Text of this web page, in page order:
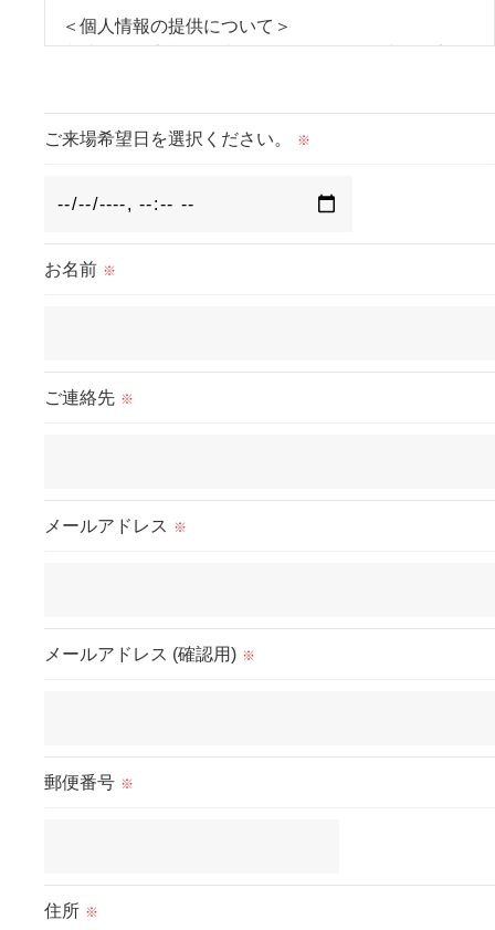
＜個人情報の提供について＞
取得した個人情報を第三者に提供することはいたし
ません。
当社では、利用目的の達成に必要な範囲において、
個人情報を外部に委託する場合があります。
これらの委託先に対しては個人情報保護契約等の措
当社では、個人情報の漏洩等がなされないよう、適
必要な情報を頂けない場合は、それに対応した当社
のサービスをご提供できない場合がございますので
いて＞
当社では、お客様の個人情報の開示･訂正･削除・利
個人情報の開示･訂正･削除・利用停止の具体的手続
ご来場希望日を選択ください。 ※
お名前 ※
ご連絡先 ※
メールアドレス ※
メールアドレス (確認用) ※
郵便番号 ※
住所 ※